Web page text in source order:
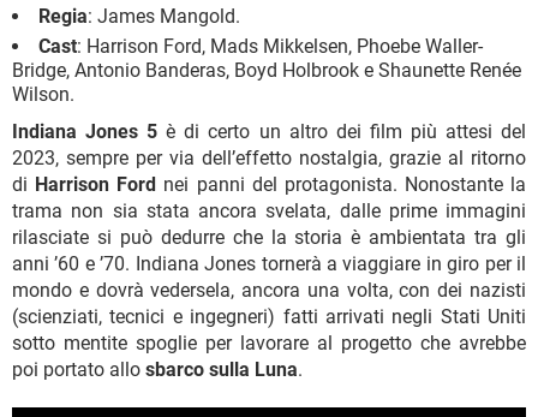
Regia: James Mangold.
Cast: Harrison Ford, Mads Mikkelsen, Phoebe Waller-
Bridge, Antonio Banderas, Boyd Holbrook e Shaunette Renée
Wilson.
Indiana Jones 5 è di certo un altro dei film più attesi del
2023, sempre per via dell’effetto nostalgia, grazie al ritorno
di Harrison Ford nei panni del protagonista. Nonostante la
trama non sia stata ancora svelata, dalle prime immagini
rilasciate si può dedurre che la storia è ambientata tra gli
anni ’60 e ’70. Indiana Jones tornerà a viaggiare in giro per il
mondo e dovrà vedersela, ancora una volta, con dei nazisti
(scienziati, tecnici e ingegneri) fatti arrivati negli Stati Uniti
sotto mentite spoglie per lavorare al progetto che avrebbe
poi portato allo sbarco sulla Luna.